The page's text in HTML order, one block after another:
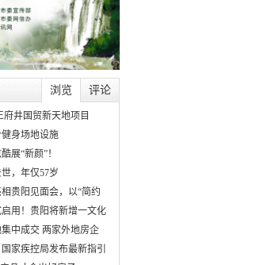
浏览 评论
府井国贸新天地项目
身场地设施
展“新颜”！
，年仅57岁
贵阳见面会，以“简约
用！贵阳将新增一文化
中成交 两家外地房企
家疾控局发布最新指引